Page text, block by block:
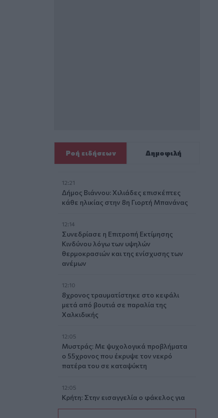
Ροή ειδήσεων Δημοφιλή
12:21
Δήμος Βιάννου: Χιλιάδες επισκέπτες
κάθε ηλικίας στην 8η Γιορτή Μπανάνας
12:14
Συνεδρίασε η Επιτροπή Εκτίμησης
Κινδύνου λόγω των υψηλών
θερμοκρασιών και της ενίσχυσης των
ανέμων
12:10
8χρονος τραυματίστηκε στο κεφάλι
μετά από βουτιά σε παραλία της
Χαλκιδικής
12:05
Μυστράς: Με ψυχολογικά προβλήματα
ο 55χρονος που έκρυψε τον νεκρό
πατέρα του σε καταψύκτη
12:05
Κρήτη: Στην εισαγγελία ο φάκελος για
τον τουρίστα με τις ανήθικες προτάσεις